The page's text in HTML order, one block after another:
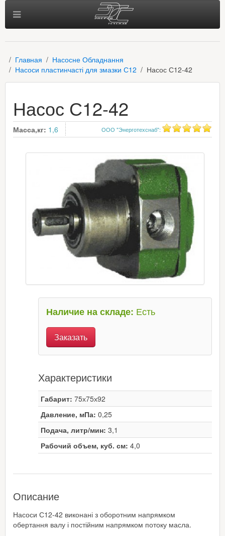
Главная
Насосне Обладнання
Насоси пластинчасті для змазки С12
Насос С12-42
Насос С12-42
ООО "Энерготехснаб":
Масса,кг: 1,6
Наличие на складе: Есть
Заказать
Характеристики
Габарит: 75х75х92
Давление, мПа: 0,25
Подача, литр/мин: 3,1
Рабочий объем, куб. см: 4,0
Описание
Насоси С12-42 виконані з оборотним напрямком
обертання валу і постійним напрямком потоку масла.